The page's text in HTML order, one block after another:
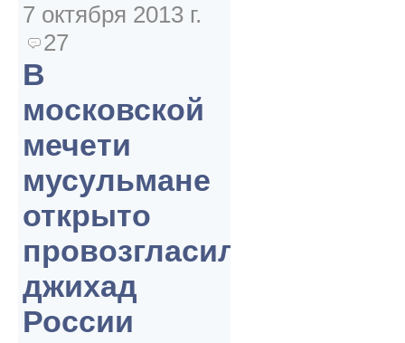
7 октября 2013 г.
27
В
московской
мечети
мусульмане
открыто
провозгласили
джихад
России